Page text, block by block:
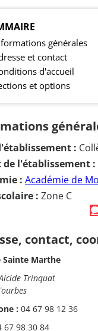
générales
et contact
d'accueil
et options
:
l'établissement :
: Académie de
: Zone C
contact,
Sainte Marthe
Trinquat
: 04 67 98 12 36
67 98 30 84